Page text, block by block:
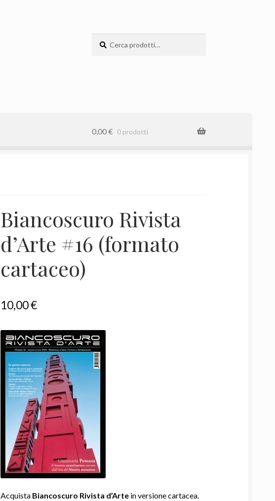
0,00€ 0 prodotti
Biancoscuro Rivista
d’Arte #16 (formato
cartaceo)
10,00€
Acquista Biancoscuro Rivista d’Artein versione cartacea.